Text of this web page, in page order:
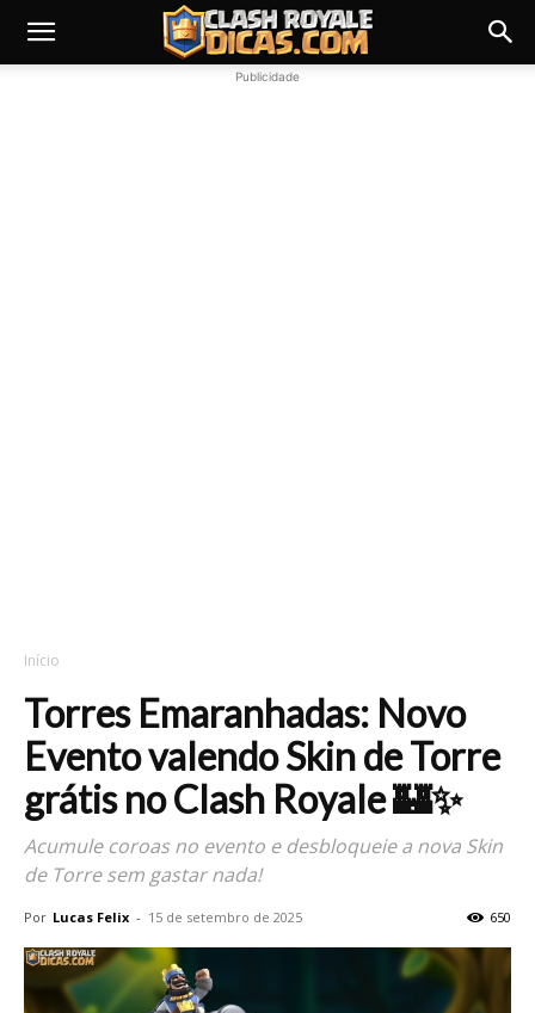
Publicidade
Início
Torres Emaranhadas: Novo
Evento valendo Skin de Torre
grátis no Clash Royale 🏰✨
Acumule coroas no evento e desbloqueie a nova Skin
de Torre sem gastar nada!
Por Lucas Felix - 15 de setembro de 2025 650